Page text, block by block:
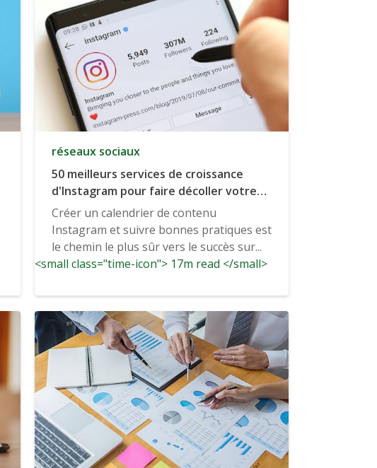
réseaux sociaux
50 meilleurs services de croissance
d'Instagram pour faire décoller votre
succès sur Instagram.
Créer un calendrier de contenu
Instagram et suivre bonnes pratiques est
le chemin le plus sûr vers le succès sur...
<small class="time-icon"> 17m read </small>